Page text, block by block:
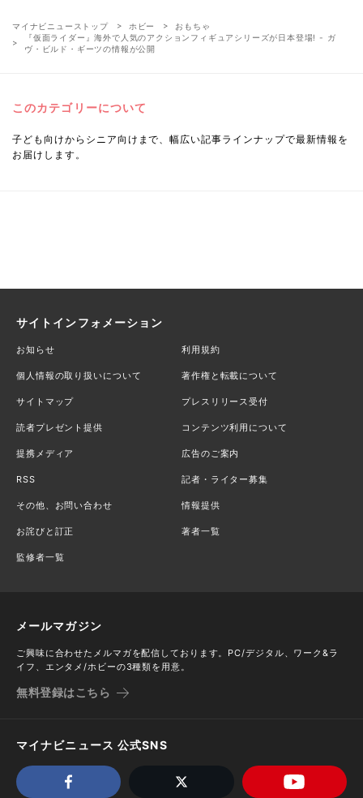
マイナビニューストップ ホビー
おもちゃ
『仮面ライダー』海外で人気のアクションフィギュアシリーズが日本登場! - ガ
ヴ・ビルド・ギーツの情報が公開
このカテゴリーについて
子ども向けからシニア向けまで、幅広い記事ラインナップで最新情報を
お届けします。
サイトインフォメーション
お知らせ 利用規約
個人情報の取り扱いについて 著作権と転載について
サイトマップ プレスリリース受付
読者プレゼント提供 コンテンツ利用について
提携メディア 広告のご案内
RSS 記者・ライター募集
その他、お問い合わせ 情報提供
お詫びと訂正 著者一覧
監修者一覧
メールマガジン
ご興味に合わせたメルマガを配信しております。PC/デジタル、ワーク&ラ
イフ、エンタメ/ホビーの3種類を用意。
無料登録はこちら
マイナビニュース 公式SNS